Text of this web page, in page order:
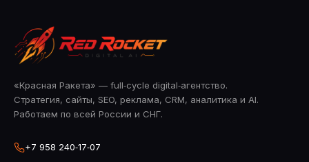
«Красная Ракета» — full‑cycle digital‑агентство.
Стратегия, сайты, SEO, реклама, CRM, аналитика и AI.
Работаем по всей России и СНГ.
+7 958 240‑17‑07